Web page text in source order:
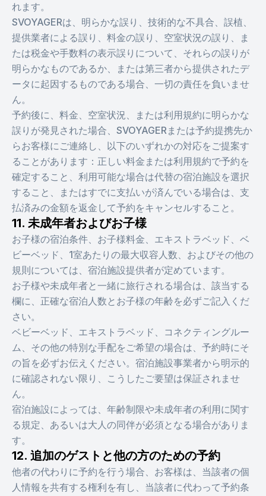
れます。
SVOYAGERは、明らかな誤り、技術的な不具合、誤植、
提供業者による誤り、料金の誤り、空室状況の誤り、ま
たは税金や手数料の表示誤りについて、それらの誤りが
明らかなものであるか、または第三者から提供されたデ
ータに起因するものである場合、一切の責任を負いませ
ん。
予約後に、料金、空室状況、または利用規約に明らかな
誤りが発見された場合、SVOYAGERまたは予約提携先か
らお客様にご連絡し、以下のいずれかの対応をご提案す
ることがあります：正しい料金または利用規約で予約を
確定すること、利用可能な場合は代替の宿泊施設を選択
すること、またはすでに支払いが済んでいる場合は、支
払済みの金額を返金して予約をキャンセルすること。
11. 未成年者およびお子様
お子様の宿泊条件、お子様料金、エキストラベッド、ベ
ビーベッド、1室あたりの最大収容人数、およびその他の
規則については、宿泊施設提供者が定めています。
お子様や未成年者と一緒に旅行される場合は、該当する
欄に、正確な宿泊人数とお子様の年齢を必ずご記入くだ
さい。
ベビーベッド、エキストラベッド、コネクティングルー
ム、その他の特別な手配をご希望の場合は、予約時にそ
の旨を必ずお伝えください。宿泊施設事業者から明示的
に確認されない限り、こうしたご要望は保証されませ
ん。
宿泊施設によっては、年齢制限や未成年者の利用に関す
る規定、あるいは大人の同伴が必須となる場合がありま
す。
12. 追加のゲストと他の方のための予約
他者の代わりに予約を行う場合、お客様は、当該者の個
人情報を共有する権利を有し、当該者に代わって予約条